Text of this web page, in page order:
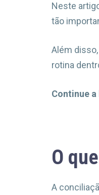
Neste
tão
Além
rotina
Continue
O
A